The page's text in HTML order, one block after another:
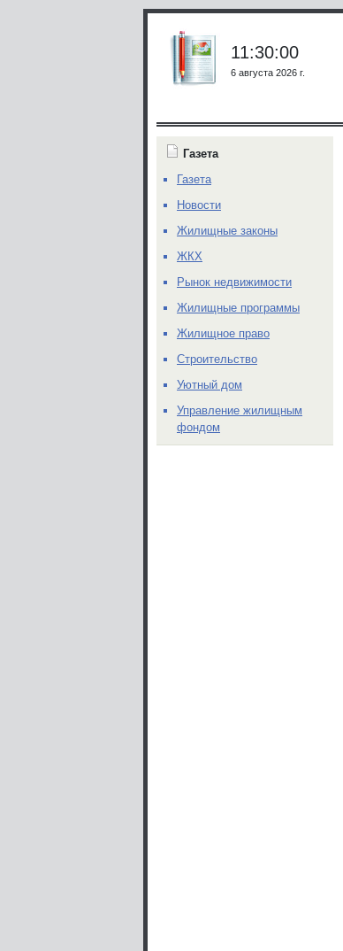
11:30:00
6 августа 2026 г.
Газета
Газета
Новости
Жилищные законы
ЖКХ
Рынок недвижимости
Жилищные программы
Жилищное право
Строительство
Уютный дом
Управление жилищным
фондом